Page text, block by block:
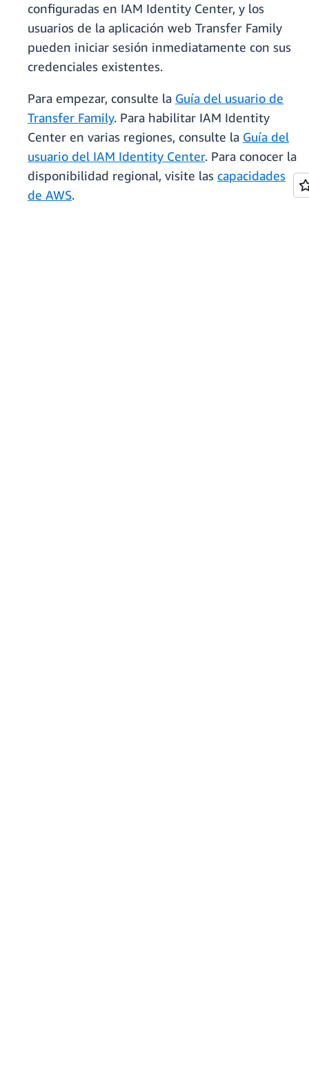
configuradas en IAM Identity Center, y los
usuarios de la aplicación web Transfer Family
pueden iniciar sesión inmediatamente con sus
credenciales existentes.
Para empezar, consulte la Guía del usuario de
Transfer Family. Para habilitar IAM Identity
Center en varias regiones, consulte la Guía del
usuario del IAM Identity Center. Para conocer la
disponibilidad regional, visite las capacidades
de AWS.